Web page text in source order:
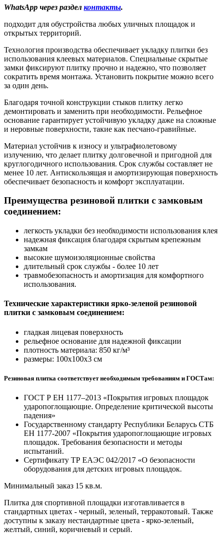
WhatsApp через раздел контакты.
подходит для обустройства любых уличных площадок и
открытых территорий.
Технология производства обеспечивает укладку плитки без
использования клеевых материалов. Специальные скрытые
замки фиксируют плитку прочно и надежно, что позволяет
сократить время монтажа. Установить покрытие можно всего
за один день.
Благодаря точной конструкции стыков плитку легко
демонтировать и заменить при необходимости. Рельефное
основание гарантирует устойчивую укладку даже на сложные
и неровные поверхности, такие как песчано-гравийные.
Материал устойчив к износу и ультрафиолетовому
излучению, что делает плитку долговечной и пригодной для
круглогодичного использования. Срок службы составляет не
менее 10 лет. Антискользящая и амортизирующая поверхность
обеспечивает безопасность и комфорт эксплуатации.
Преимущества резиновой плитки с замковым
соединением:
легкость укладки без необходимости использования клея
надежная фиксация благодаря скрытым крепежным
замкам
высокие шумоизоляционные свойства
длительный срок службы - более 10 лет
травмобезопасность и амортизация для комфортного
использования.
Технические характеристики ярко-зеленой резиновой
плитки с замковым соединением:
гладкая лицевая поверхность
рельефное основание для надежной фиксации
плотность материала: 850 кг/м³
размеры: 100х100х3 см
Резиновая плитка соответствует необходимым требованиям и ГОСТам:
ГОСТ Р ЕН 1177–2013 «Покрытия игровых площадок
ударопоглощающие. Определение критической высоты
падения»
Государственному стандарту Республики Беларусь СТБ
ЕН 1177-2007 «Покрытия ударопоглощающие игровых
площадок. Требования безопасности и методы
испытаний.
Сертификату ТР ЕАЭС 042/2017 «О безопасности
оборудования для детских игровых площадок.
Минимальный заказ 15 кв.м.
Плитка для спортивной площадки изготавливается в
стандартных цветах - черный, зеленый, терракотовый. Также
доступны к заказу нестандартные цвета - ярко-зеленый,
желтый, синий, коричневый и серый.